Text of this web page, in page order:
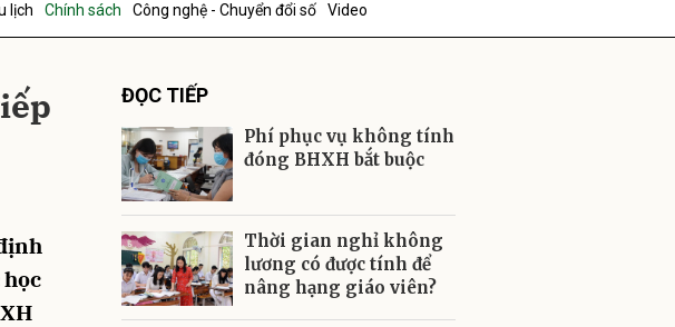
lịch Chính sách Công nghệ - Chuyển đổi số Video
ĐỌC TIẾP
Phí phục vụ không tính
đóng BHXH bắt buộc
Thời gian nghỉ không
lương có được tính để
nâng hạng giáo viên?
Gửi